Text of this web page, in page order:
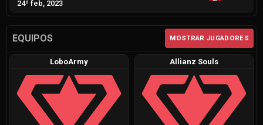
24º feb, 2023
EQUIPOS MOSTRAR JUGADORES
LoboArmy Allianz Souls